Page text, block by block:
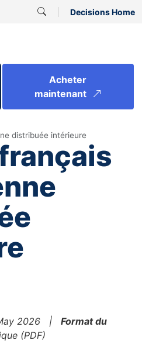
Decisions Home
Acheter
maintenant
distribuée intérieure
2026 | Format du
(PDF)